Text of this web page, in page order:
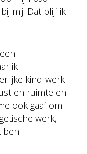
mij. Dat blijf ik
ik
kind-werk
en ruimte en
ook gaaf om
werk,
ben.